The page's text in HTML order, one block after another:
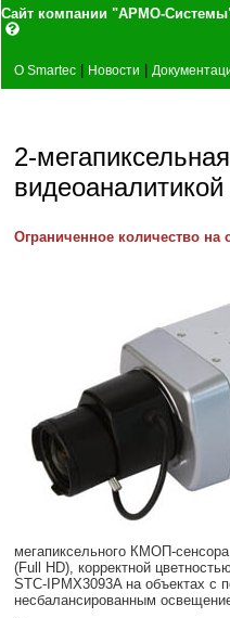
Сайт компании "АРМО-
О Smartec Новости
2-
Ограниченное количество на
мегапиксельного КМОП-
(Full HD), корректной
STC-IPMX3093A на объектах с
несбалансированным